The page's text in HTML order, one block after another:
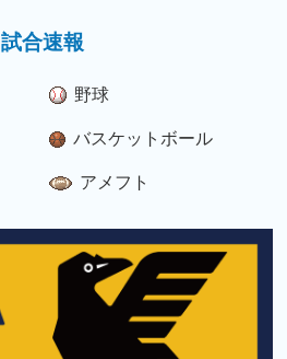
試合速報
野球
バスケットボール
アメフト